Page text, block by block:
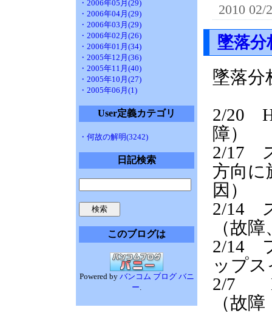
・2006年05月(29)
・2006年04月(29)
・2006年03月(29)
・2006年02月(26)
・2006年01月(34)
・2005年12月(36)
・2005年11月(40)
・2005年10月(27)
・2005年06月(1)
User定義カテゴリ
・何故の解明(3242)
日記検索
このブログは
Powered by バンコム ブログ バニ
ー.
2010 02/
墜落分
墜落分
2/20
障）
2/17
方向に
因）
2/14
（故
2/14
ップ
2/7
（故